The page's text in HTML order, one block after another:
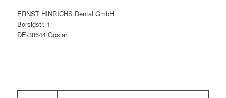
ERNST HINRICHS Dental GmbH
Borsigstr. 1
DE-38644 Goslar